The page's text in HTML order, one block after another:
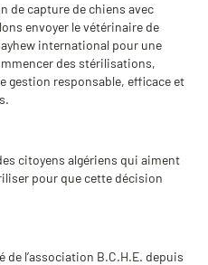
de capture de chiens avec
envoyer le vétérinaire de
international pour une
des stérilisations,
gestion responsable, efficace et
citoyens algériens qui aiment
pour que cette décision
l’association B.C.H.E. depuis